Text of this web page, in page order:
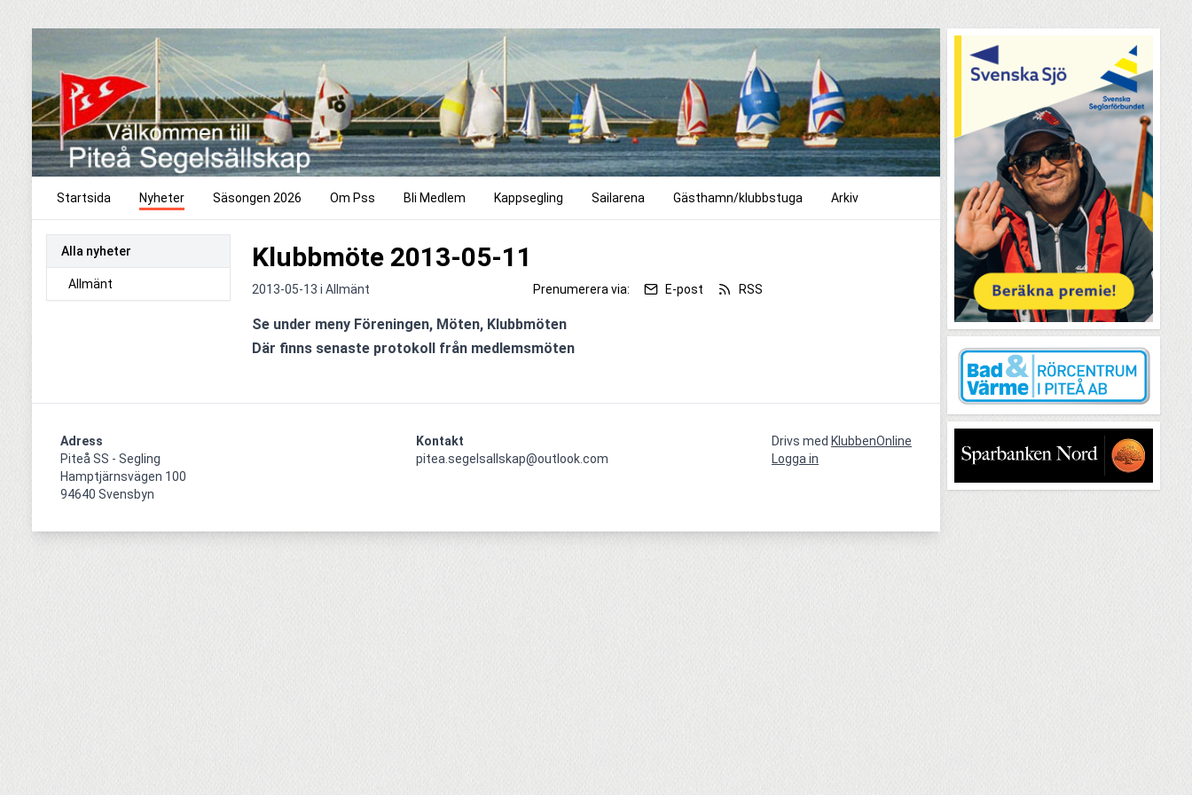
Startsida Nyheter Säsongen 2026 Om Pss Bli Medlem Kappsegling Sailarena Gästhamn/klubbstuga Arkiv
Alla nyheter
Allmänt
Klubbmöte 2013-05-11
2013-05-13 i Allmänt Prenumerera via: E-post RSS
Se under meny Föreningen, Möten, Klubbmöten
Där finns senaste protokoll från medlemsmöten
Adress
Piteå SS - Segling
Hamptjärnsvägen 100
94640 Svensbyn
Kontakt
pitea.segelsallskap@outlook.com
Drivs med KlubbenOnline
Logga in